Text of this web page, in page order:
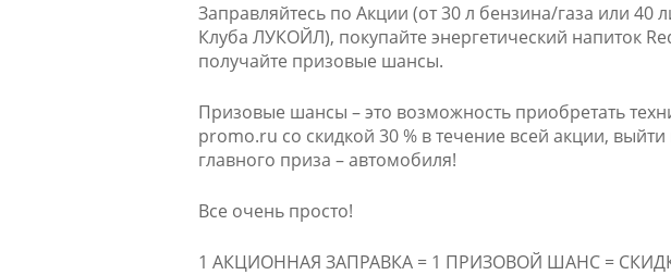
Заправляйтесь по Акции (от 30 л бензина/газа или 40
Клуба ЛУКОЙЛ), покупайте энергетический напиток
получайте призовые шансы.
Призовые шансы – это возможность приобретать
promo.ru со скидкой 30 % в течение всей акции,
главного приза – автомобиля!
Все очень просто!
1 АКЦИОННАЯ ЗАПРАВКА = 1 ПРИЗОВОЙ ШАНС =